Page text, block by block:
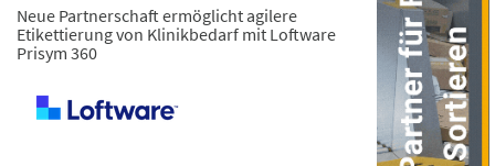
Neue Partnerschaft ermöglicht agilere
Etikettierung von Klinikbedarf mit Loftware
Prisym 360